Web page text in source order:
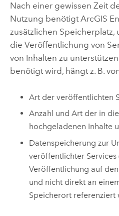
Nach einer gewissen Zeit
Nutzung benötigt ArcGIS
zusätzlichen Speicherplatz,
die Veröffentlichung von
von Inhalten zu
benötigt wird, hängt z. B.
Art der veröffentlichten
Anzahl und Art der in
hochgeladenen Inhalte
Datenspeicherung zur
veröffentlichter
Veröffentlichung auf
und nicht direkt an
Speicherort referenziert